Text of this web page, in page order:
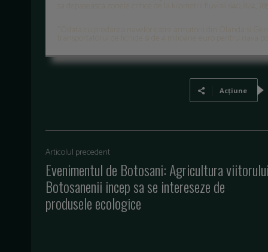
Acțiune
Articolul precedent
Evenimentul de Botosani: Agricultura
Botosanenii incep sa se intereseze de
produsele ecologice